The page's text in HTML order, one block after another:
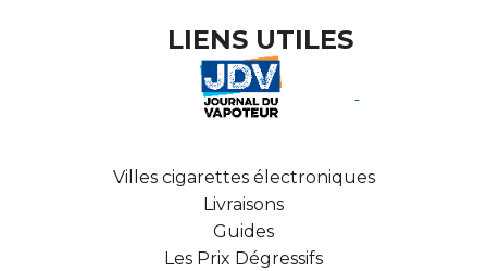
LIENS UTILES
Villes cigarettes électroniques
Livraisons
Guides
Les Prix Dégressifs